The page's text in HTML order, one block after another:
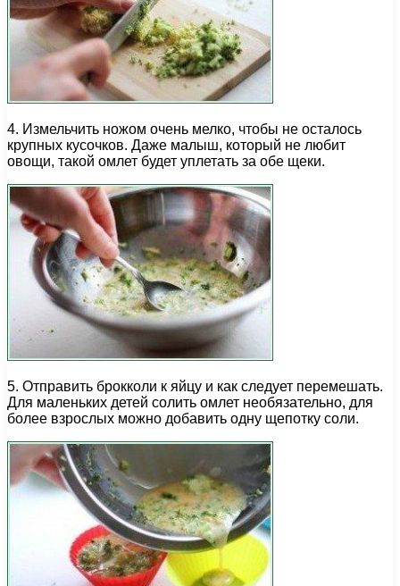
4. Измельчить ножом очень мелко, чтобы не осталось
крупных кусочков. Даже малыш, который не любит
овощи, такой омлет будет уплетать за обе щеки.
5. Отправить брокколи к яйцу и как следует перемешать.
Для маленьких детей солить омлет необязательно, для
более взрослых можно добавить одну щепотку соли.